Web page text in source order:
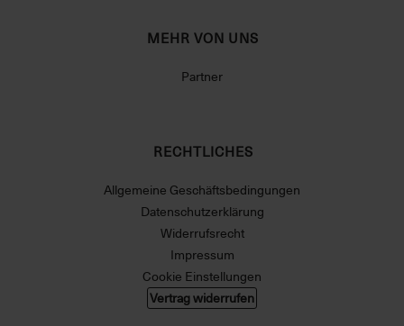
MEHR VON UNS
Partner
RECHTLICHES
Allgemeine Geschäftsbedingungen
Datenschutzerklärung
Widerrufsrecht
Impressum
Cookie Einstellungen
Vertrag widerrufen